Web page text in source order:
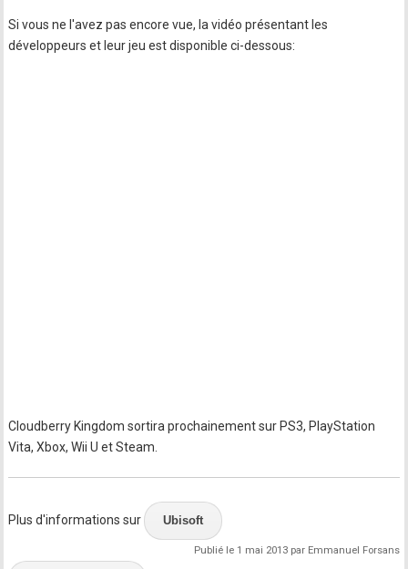
Si vous ne l'avez pas encore vue, la vidéo présentant les
développeurs et leur jeu est disponible ci-dessous:
Cloudberry Kingdom sortira prochainement sur PS3, PlayStation
Vita, Xbox, Wii U et Steam.
Plus d'informations sur Ubisoft
Publié le 1 mai 2013 par Emmanuel Forsans